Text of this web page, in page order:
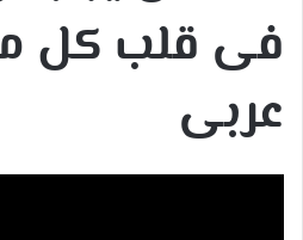
فى قلب كل
عربى